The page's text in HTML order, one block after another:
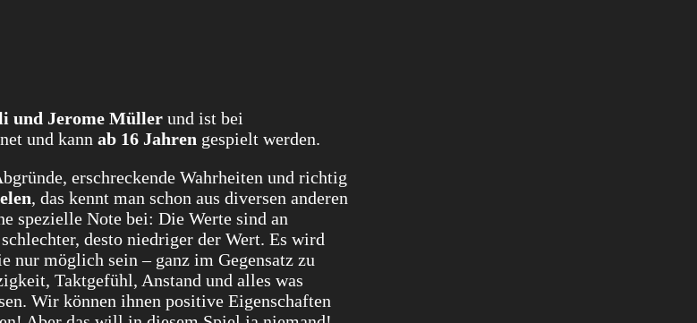
und Jerome Müller und ist bei
und kann ab 16 Jahren gespielt werden.
erschreckende Wahrheiten und richtig
, das kennt man schon aus diversen anderen
spezielle Note bei: Die Werte sind an
desto niedriger der Wert. Es wird
möglich sein – ganz im Gegensatz zu
Taktgefühl, Anstand und alles was
Wir können ihnen positive Eigenschaften